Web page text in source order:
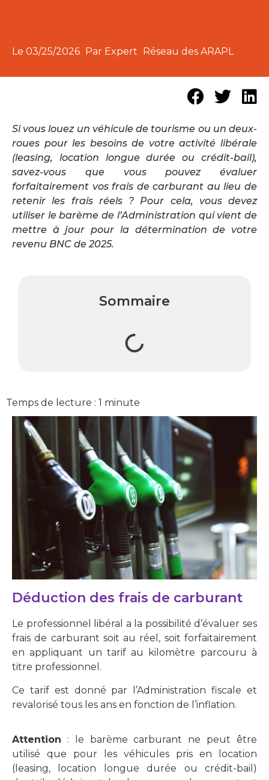
Le 03/25/2026 Par Expert Réseau des ARAPL
Si vous louez un véhicule de tourisme ou un deux-
roues pour les besoins de votre activité libérale
(leasing, location longue durée ou crédit-bail),
savez-vous que vous pouvez évaluer
forfaitairement vos frais de carburant au lieu de
retenir les frais réels ? Pour cela, vous devez
utiliser le barème de l’Administration qui vient de
mettre à jour pour la détermination de votre
revenu BNC de 2025.
Sommaire
Temps de lecture : 1 minute
Déduction des frais de carburant
Le professionnel libéral a la possibilité d’évaluer ses
frais de carburant soit au réel, soit forfaitairement
en appliquant un tarif au kilomètre parcouru à
titre professionnel.
Ce tarif est donné par l’Administration fiscale et
revalorisé tous les ans en fonction de l’inflation.
Attention : le barème carburant ne peut être
utilisé que pour les véhicules pris en location
(leasing, location longue durée ou crédit-bail)